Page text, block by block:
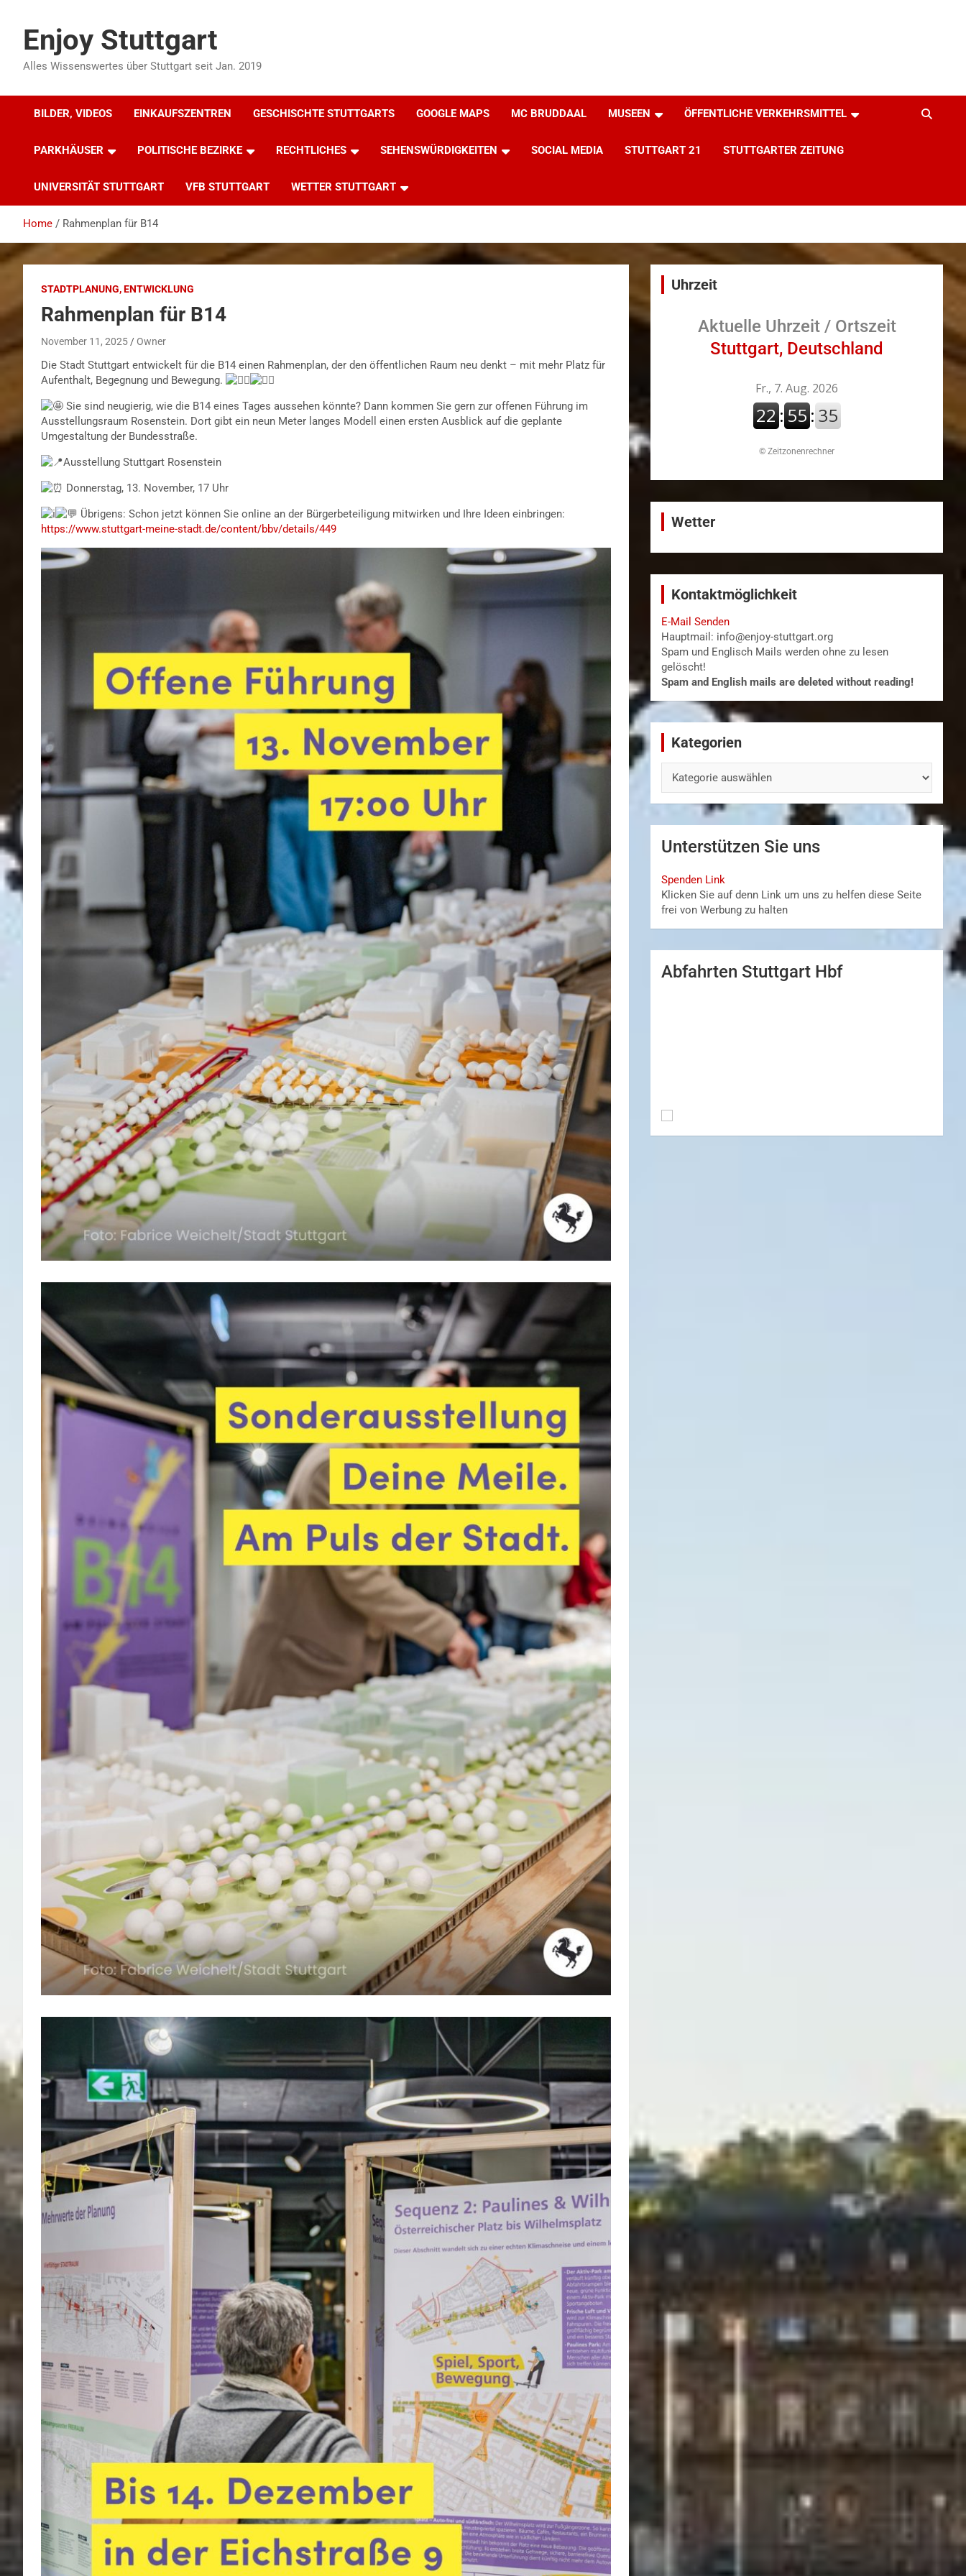
contentEnjoy Stuttgart
Alles Wissenswertes über Stuttgart seit Jan. 2019
BILDER, VIDEOS EINKAUFSZENTREN GESCHISCHTE STUTTGARTS GOOGLE MAPS MC BRUDDAAL MUSEEN ÖFFENTLICHE VERKEHRSMITTEL
PARKHÄUSER POLITISCHE BEZIRKE RECHTLICHES SEHENSWÜRDIGKEITEN SOCIAL MEDIA STUTTGART 21 STUTTGARTER ZEITUNG
UNIVERSITÄT STUTTGART VFB STUTTGART WETTER STUTTGART
Home Rahmenplan für B14
STADTPLANUNG, ENTWICKLUNG
Rahmenplan für B14
November 11, 2025 Owner
Die Stadt Stuttgart entwickelt für die B14 einen Rahmenplan, der den öffentlichen Raum neu denkt – mit mehr Platz für
Aufenthalt, Begegnung und Bewegung.
Sie sind neugierig, wie die B14 eines Tages aussehen könnte? Dann kommen Sie gern zur offenen Führung im
Ausstellungsraum Rosenstein. Dort gibt ein neun Meter langes Modell einen ersten Ausblick auf die geplante
Umgestaltung der Bundesstraße.
Ausstellung Stuttgart Rosenstein
Donnerstag, 13. November, 17 Uhr
Übrigens: Schon jetzt können Sie online an der Bürgerbeteiligung mitwirken und Ihre Ideen einbringen:
https://www.stuttgart-meine-stadt.de/content/bbv/details/449
Uhrzeit
Aktuelle Uhrzeit / Ortszeit
Stuttgart, Deutschland
©Zeitzonenrechner
Wetter
Kontaktmöglichkeit
E-Mail Senden
Hauptmail: info@enjoy-stuttgart.org
Spam und Englisch Mails werden ohne zu lesen
gelöscht!
Spam and English mails are deleted without reading!
Kategorien
Unterstützen Sie uns
Spenden Link
Klicken Sie auf denn Link um uns zu helfen diese Seite
frei von Werbung zu halten
Abfahrten Stuttgart Hbf